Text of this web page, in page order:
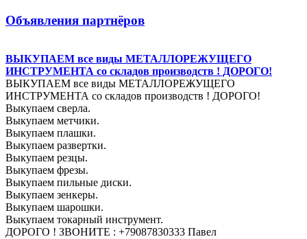
Объявления партнёров
ВЫКУПАЕМ все виды МЕТАЛЛОРЕЖУЩЕГО
ИНСТРУМЕНТА со складов производств ! ДОРОГО!
ВЫКУПАЕМ все виды МЕТАЛЛОРЕЖУЩЕГО
ИНСТРУМЕНТА со складов производств ! ДОРОГО!
Выкупаем сверла.
Выкупаем метчики.
Выкупаем плашки.
Выкупаем развертки.
Выкупаем резцы.
Выкупаем фрезы.
Выкупаем пильные диски.
Выкупаем зенкеры.
Выкупаем шарошки.
Выкупаем токарный инструмент.
ДОРОГО ! ЗВОНИТЕ : +79087830333 Павел